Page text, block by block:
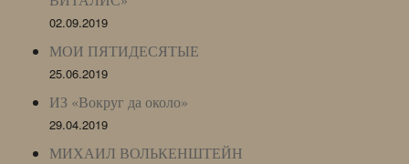
02.09.2019
МОИ ПЯТИДЕСЯТЫЕ
25.06.2019
ИЗ «Вокруг да около»
29.04.2019
МИХАИЛ ВОЛЬКЕНШТЕЙН